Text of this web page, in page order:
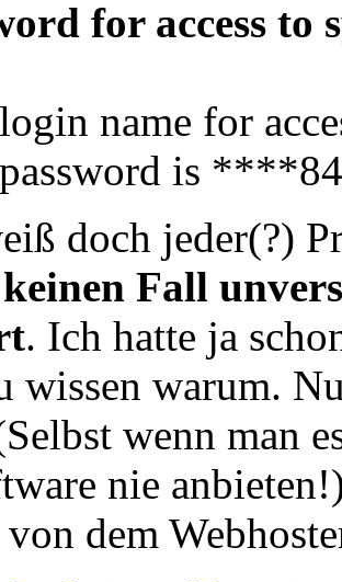
for access to
name for
is
doch jeder(?)
Fall
. Ich hatte ja
wissen warum.
wenn man
nie
dem